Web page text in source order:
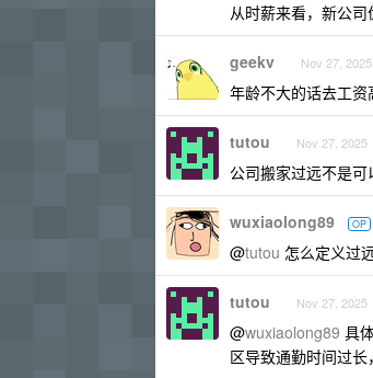
从时薪来看，新公司
geekv Nov 27, 2025
年龄不大的话去工
tutou Nov 27, 2025
公司搬家过远不是可
wuxiaolong89 OP
@tutou 怎么定义过
tutou Nov 27, 2025
@wuxiaolong89 具
区导致通勤时间过长